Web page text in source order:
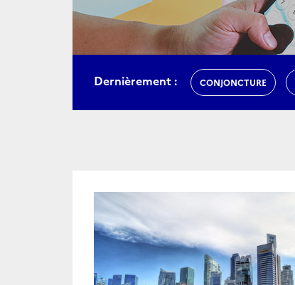
Dernièrement : CONJONCTURE